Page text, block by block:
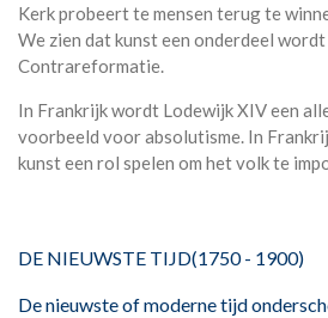
Kerk probeert te mensen terug te
We zien dat kunst een onderdeel wordt
Contrareformatie.
In Frankrijk wordt Lodewijk XIV een
voorbeeld voor absolutisme. In
kunst een rol spelen om het volk te
DE NIEUWSTE TIJD(1750 - 1900)
De nieuwste of moderne tijd